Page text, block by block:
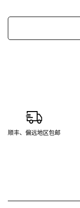
顺丰、偏远地区包邮